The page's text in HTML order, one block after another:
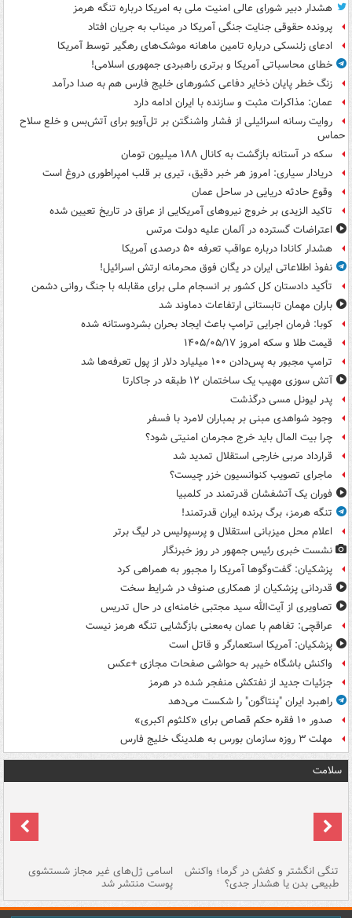
هشدار دبیر شورای عالی امنیت ملی به امریکا درباره تنگه هرمز
پرونده حقوقی جنایت جنگی آمریکا در میناب به جریان افتاد
ادعای زلنسکی درباره تامین ماهانه موشک‌های رهگیر توسط آمریکا
خطای محاسباتی آمریکا و برتری راهبردی جمهوری اسلامی!
زنگ خطر پایان ذخایر دفاعی کشورهای خلیج فارس هم به صدا درآمد
عمان: مذاکرات مثبت و سازنده با ایران ادامه دارد
روایت رسانه اسرائیلی از فشار واشنگتن بر تل‌آویو برای آتش‌بس و خلع سلاح
حماس
سکه در آستانه بازگشت به کانال ۱۸۸ میلیون تومان
دریادار سیاری: امروز هر خبر دقیق، تیری بر قلب امپراطوری دروغ است
وقوع حادثه دریایی در ساحل عمان
تاکید الزیدی بر خروج نیروهای آمریکایی از عراق در تاریخ تعیین شده
اعتراضات گسترده در آلمان علیه دولت مرتس
هشدار کانادا درباره عواقب تعرفه ۵۰ درصدی آمریکا
نفوذ اطلاعاتی ایران در یگان فوق محرمانه ارتش اسرائیل!
تأکید دادستان کل کشور بر انسجام ملی برای مقابله با جنگ روانی دشمن
باران مهمان تابستانی ارتفاعات دماوند شد
کوبا: فرمان اجرایی ترامپ باعث ایجاد بحران بشردوستانه شده
قیمت طلا و سکه امروز ۱۴۰۵/۰۵/۱۷
ترامپ مجبور به پس‌دادن ۱۰۰ میلیارد دلار از پول تعرفه‌ها شد
آتش سوزی مهیب یک ساختمان ۱۲ طبقه در جاکارتا
پدر لیونل مسی درگذشت
وجود شواهدی مبنی بر بمباران لامرد با فسفر
چرا بیت المال باید خرج مجرمان امنیتی شود؟
قرارداد مربی خارجی استقلال تمدید شد
ماجرای تصویب کنوانسیون خزر چیست؟
فوران یک آتشفشان قدرتمند در کلمبیا
تنگه هرمز، برگ برنده ایران قدرتمند!
اعلام محل میزبانی استقلال و پرسپولیس در لیگ برتر
نشست خبری رئیس جمهور در روز خبرنگار
پزشکیان: گفت‌وگوها آمریکا را مجبور به همراهی کرد
قدردانی پزشکیان از همکاری صنوف در شرایط سخت
تصاویری از آیت‌الله سید مجتبی خامنه‌ای در حال تدریس
عراقچی: تفاهم با عمان به‌معنی بازگشایی تنگه هرمز نیست
پزشکیان: آمریکا استعمارگر و قاتل است
واکنش باشگاه خیبر به حواشی صفحات مجازی +عکس
جزئیات جدید از نفتکش منفجر شده در هرمز
راهبرد ایران "پنتاگون" را شکست می‌دهد
صدور ۱۰ فقره حکم قصاص برای «کلثوم اکبری»
مهلت ۳ روزه سازمان بورس به هلدینگ خلیج فارس
سلامت
تنگی انگشتر و کفش در گرما؛ واکنش
طبیعی بدن یا هشدار جدی؟
اسامی ژل‌های غیر مجاز شستشوی
پوست منتشر شد